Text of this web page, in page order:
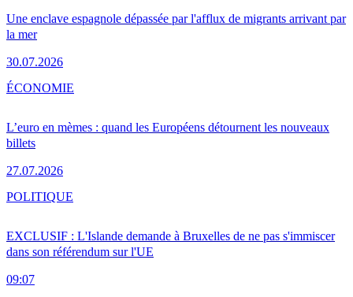
Une enclave espagnole dépassée par l'afflux de migrants arrivant par
la mer
30.07.2026
L’euro en mèmes : quand les Européens détournent les nouveaux
billets
27.07.2026
ÉCONOMIE
EXCLUSIF : L'Islande demande à Bruxelles de ne pas s'immiscer
dans son référendum sur l'UE
09:07
POLITIQUE